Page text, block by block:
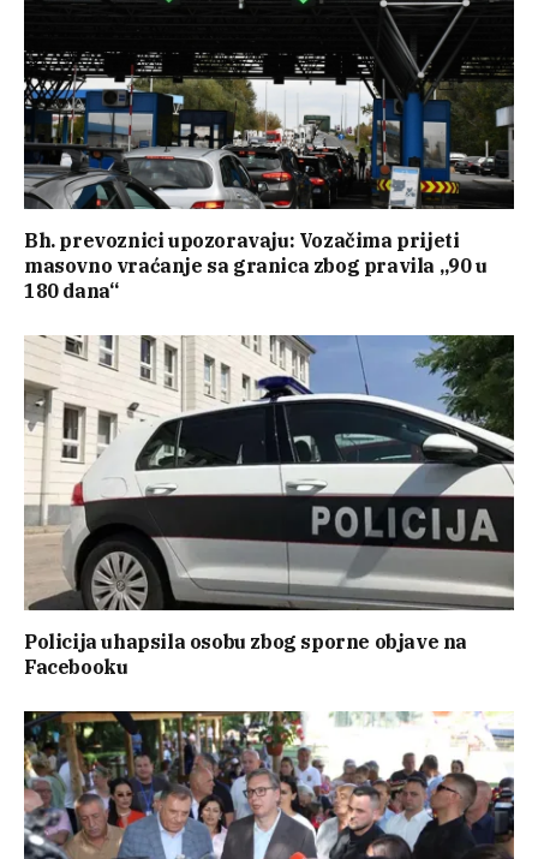
Bh. prevoznici upozoravaju: Vozačima prijeti
masovno vraćanje sa granica zbog pravila „90 u
180 dana“
Policija uhapsila osobu zbog sporne objave na
Facebooku